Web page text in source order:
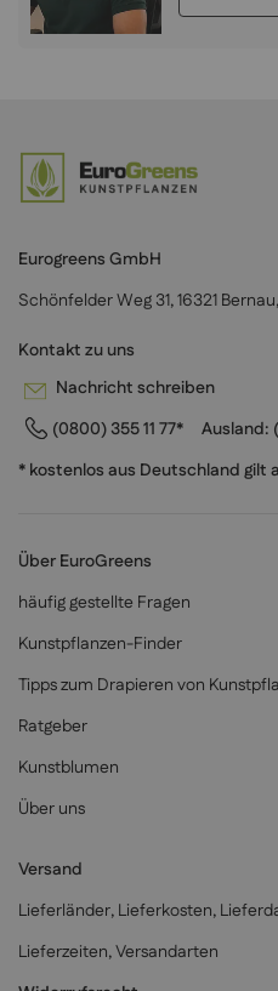
Eurogreens GmbH
Schönfelder Weg 31, 16321
Kontakt zu uns
Nachricht schreiben
(0800) 355 11 77*
Ausland:
* kostenlos aus Deutschland gilt
Über EuroGreens
häufig gestellte Fragen
Kunstpflanzen-Finder
Tipps zum Drapieren von
Ratgeber
Kunstblumen
Über uns
Versand
Lieferländer, Lieferkosten,
Lieferzeiten, Versandarten